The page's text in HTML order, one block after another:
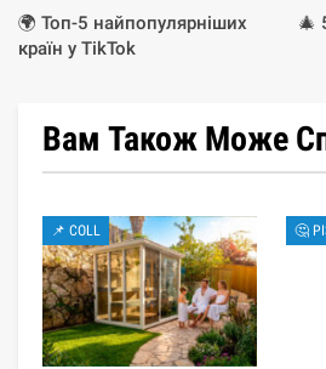
🌍 Топ-5 найпопулярніших
країн у TikTok
🎄
Вам Також Може
📌 COLL 🤔